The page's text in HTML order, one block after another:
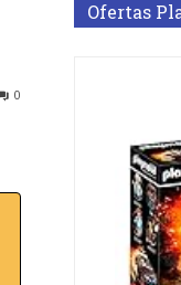
0
Ofertas